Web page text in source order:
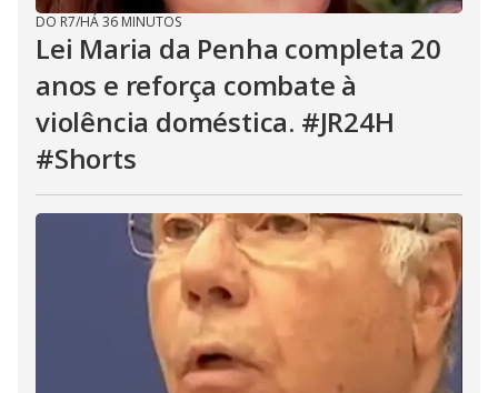
DO R7/HÁ 36 MINUTOS
Lei Maria da Penha completa 20
anos e reforça combate à
violência doméstica. #JR24H
#Shorts